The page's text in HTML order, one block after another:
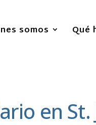
somos Qué
en St.